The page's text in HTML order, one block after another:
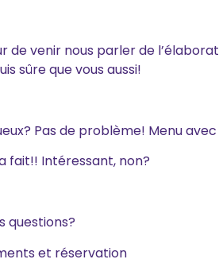
venir nous parler de
sûre que vous aussi!
Pas de problème! Menu
fait!! Intéressant, non?
questions?
et réservation